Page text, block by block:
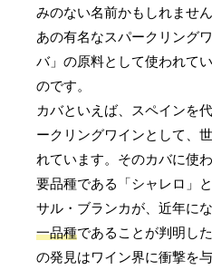
みのない名前かもしれません
あの有名なスパークリング
バ」の原料として使われて
のです。
カバといえば、スペインを
ークリングワインとして、
れています。そのカバに使
要品種である「シャレロ」
サル・ブランカが、近年に
一品種であることが判明し
の発見はワイン界に衝撃を